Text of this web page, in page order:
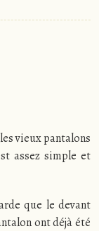
vieux pantalons
assez simple et
que le devant
ont déjà été